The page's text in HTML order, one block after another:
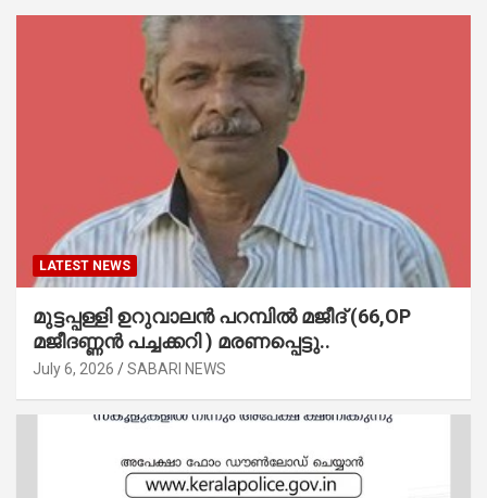
LATEST NEWS
മുട്ടപ്പള്ളി ഉറുവാലൻ പറമ്പിൽ മജീദ് (66,OP
മജീദണ്ണൻ പച്ചക്കറി ) മരണപ്പെട്ടു..
July 6, 2026 SABARI NEWS